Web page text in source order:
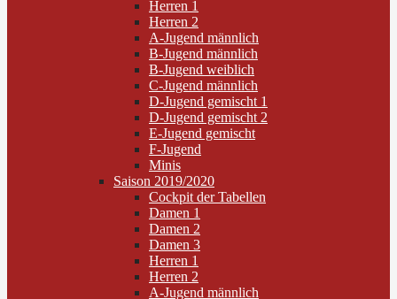
Herren 1
Herren 2
A-Jugend männlich
B-Jugend männlich
B-Jugend weiblich
C-Jugend männlich
D-Jugend gemischt 1
D-Jugend gemischt 2
E-Jugend gemischt
F-Jugend
Minis
Saison 2019/2020
Cockpit der Tabellen
Damen 1
Damen 2
Damen 3
Herren 1
Herren 2
A-Jugend männlich